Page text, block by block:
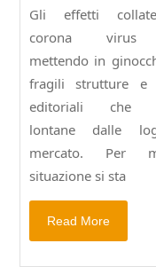
Gli effetti
corona virus
mettendo in
fragili strutture e
editoriali che
lontane dalle
mercato. Per
situazione si sta
Read MoreRead
More